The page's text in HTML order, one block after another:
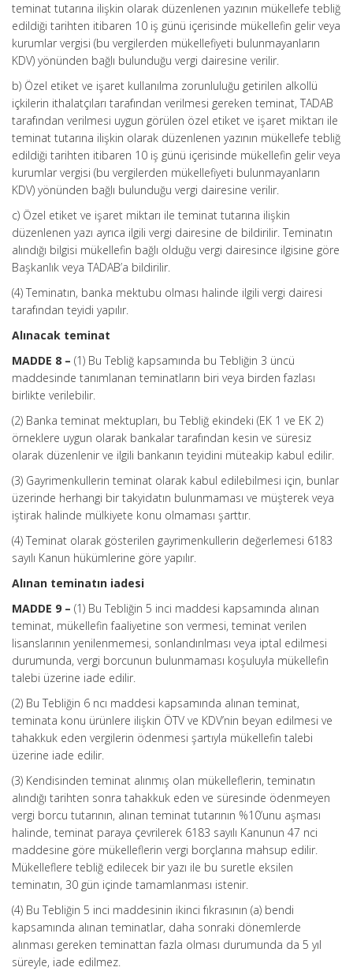
teminat tutarına ilişkin olarak düzenlenen yazının mükellefe tebliğ
edildiği tarihten itibaren 10 iş günü içerisinde mükellefin gelir veya
kurumlar vergisi (bu vergilerden mükellefiyeti bulunmayanların
KDV) yönünden bağlı bulunduğu vergi dairesine verilir.
b) Özel etiket ve işaret kullanılma zorunluluğu getirilen alkollü
içkilerin ithalatçıları tarafından verilmesi gereken teminat, TADAB
tarafından verilmesi uygun görülen özel etiket ve işaret miktarı ile
teminat tutarına ilişkin olarak düzenlenen yazının mükellefe tebliğ
edildiği tarihten itibaren 10 iş günü içerisinde mükellefin gelir veya
kurumlar vergisi (bu vergilerden mükellefiyeti bulunmayanların
KDV) yönünden bağlı bulunduğu vergi dairesine verilir.
c) Özel etiket ve işaret miktarı ile teminat tutarına ilişkin
düzenlenen yazı ayrıca ilgili vergi dairesine de bildirilir. Teminatın
alındığı bilgisi mükellefin bağlı olduğu vergi dairesince ilgisine göre
Başkanlık veya TADAB’a bildirilir.
(4) Teminatın, banka mektubu olması halinde ilgili vergi dairesi
tarafından teyidi yapılır.
Alınacak teminat
MADDE 8 – (1) Bu Tebliğ kapsamında bu Tebliğin 3 üncü
maddesinde tanımlanan teminatların biri veya birden fazlası
birlikte verilebilir.
(2) Banka teminat mektupları, bu Tebliğ ekindeki (EK 1 ve EK 2)
örneklere uygun olarak bankalar tarafından kesin ve süresiz
olarak düzenlenir ve ilgili bankanın teyidini müteakip kabul edilir.
(3) Gayrimenkullerin teminat olarak kabul edilebilmesi için, bunlar
üzerinde herhangi bir takyidatın bulunmaması ve müşterek veya
iştirak halinde mülkiyete konu olmaması şarttır.
(4) Teminat olarak gösterilen gayrimenkullerin değerlemesi 6183
sayılı Kanun hükümlerine göre yapılır.
Alınan teminatın iadesi
MADDE 9 – (1) Bu Tebliğin 5 inci maddesi kapsamında alınan
teminat, mükellefin faaliyetine son vermesi, teminat verilen
lisanslarının yenilenmemesi, sonlandırılması veya iptal edilmesi
durumunda, vergi borcunun bulunmaması koşuluyla mükellefin
talebi üzerine iade edilir.
(2) Bu Tebliğin 6 ncı maddesi kapsamında alınan teminat,
teminata konu ürünlere ilişkin ÖTV ve KDV’nin beyan edilmesi ve
tahakkuk eden vergilerin ödenmesi şartıyla mükellefin talebi
üzerine iade edilir.
(3) Kendisinden teminat alınmış olan mükelleflerin, teminatın
alındığı tarihten sonra tahakkuk eden ve süresinde ödenmeyen
vergi borcu tutarının, alınan teminat tutarının %10’unu aşması
halinde, teminat paraya çevrilerek 6183 sayılı Kanunun 47 nci
maddesine göre mükelleflerin vergi borçlarına mahsup edilir.
Mükelleflere tebliğ edilecek bir yazı ile bu suretle eksilen
teminatın, 30 gün içinde tamamlanması istenir.
(4) Bu Tebliğin 5 inci maddesinin ikinci fıkrasının (a) bendi
kapsamında alınan teminatlar, daha sonraki dönemlerde
alınması gereken teminattan fazla olması durumunda da 5 yıl
süreyle, iade edilmez.